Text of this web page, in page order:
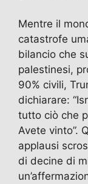
Mentre il
catastrofe
bilancio che
palestinesi,
90% civili,
dichiarare:
tutto ciò che
Avete vinto”.
applausi
di decine di